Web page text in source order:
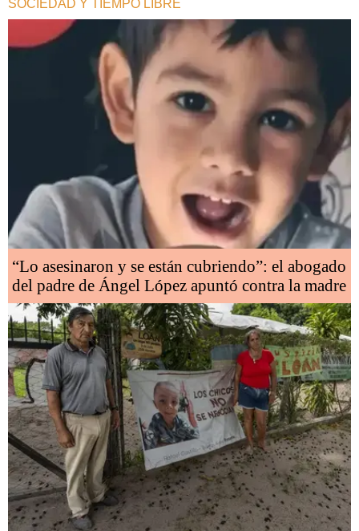
SOCIEDAD Y TIEMPO LIBRE
“Lo asesinaron y se están cubriendo”: el abogado
del padre de Ángel López apuntó contra la madre